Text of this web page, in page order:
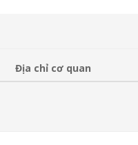
Địa chỉ cơ quan